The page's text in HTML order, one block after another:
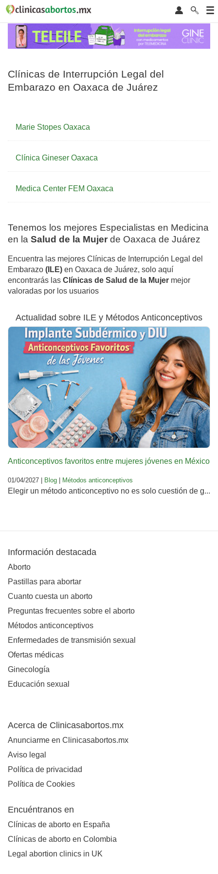
Clínicas de Interrupción Legal del
Embarazo en Oaxaca de Juárez
Marie Stopes Oaxaca
Clínica Gineser Oaxaca
Medica Center FEM Oaxaca
Tenemos los mejores Especialistas en Medicina
en la Salud de la Mujer de Oaxaca de Juárez
Encuentra las mejores Clínicas de Interrupción Legal del
Embarazo (ILE) en Oaxaca de Juárez, solo aquí
encontrarás las Clínicas de Salud de la Mujer mejor
valoradas por los usuarios
Actualidad sobre ILE y Métodos Anticonceptivos
Anticonceptivos favoritos entre mujeres jóvenes en México
01/04/2027 | Blog Métodos anticonceptivos
Elegir un método anticonceptivo no es solo cuestión de g...
Información destacada
Aborto
Pastillas para abortar
Cuanto cuesta un aborto
Preguntas frecuentes sobre el aborto
Métodos anticonceptivos
Enfermedades de transmisión sexual
Ofertas médicas
Ginecología
Educación sexual
Acerca de Clinicasabortos.mx
Anunciarme en Clinicasabortos.mx
Aviso legal
Política de privacidad
Política de Cookies
Encuéntranos en
Clínicas de aborto en España
Clínicas de aborto en Colombia
Legal abortion clinics in UK